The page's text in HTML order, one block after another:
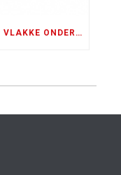
KOPLAMPAFSTELAPPARAAT OP VLAKKE ONDERGROND